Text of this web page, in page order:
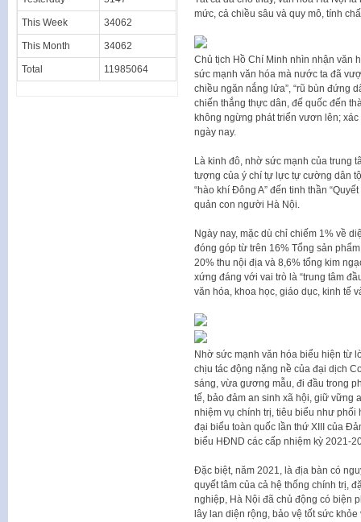
mức, cả chiều sâu và quy mô, tính
Chủ tịch Hồ Chí Minh nhìn nhận văn
sức mạnh văn hóa mà nước ta đã
chiều ngăn nắng lửa”, “rũ bùn đứng
chiến thắng thực dân, đế quốc đến
không ngừng phát triển vươn lên;
ngày nay.
Là kinh đô, nhờ sức mạnh của trung
tượng của ý chí tự lực tự cường dân
“hào khí Đông A” đến tinh thần
quản con người Hà Nội.
Ngày nay, mặc dù chỉ chiếm 1% về
đóng góp từ trên 16% Tổng sản
20% thu nội địa và 8,6% tổng kim
xứng đáng với vai trò là “trung tâm
văn hóa, khoa học, giáo dục, kinh tế
Nhờ sức mạnh văn hóa biểu hiện từ
chịu tác động nặng nề của đại dịch
sáng, vừa gương mẫu, đi đầu trong
tế, bảo đảm an sinh xã hội, giữ vững
nhiệm vụ chính trị, tiêu biểu như
đại biểu toàn quốc lần thứ XIII của
biểu HĐND các cấp nhiệm kỳ 2021-
Đặc biệt, năm 2021, là địa bàn có
quyết tâm của cả hệ thống chính trị,
nghiệp, Hà Nội đã chủ động có biện
lây lan diện rộng, bảo vệ tốt sức
This Week 34062
This Month 34062
Total 11985064